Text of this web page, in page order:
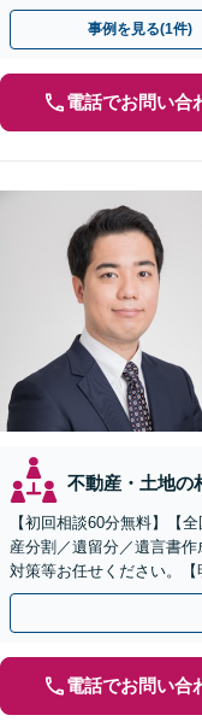
＆丁寧にお悩みに寄り添
事例を見る(1件)
電話でお問い合
不動産・土地の
【初回相談60分無料】【
産分割／遺留分／遺言書
対策等お任せください。【
話相談可】
電話でお問い合